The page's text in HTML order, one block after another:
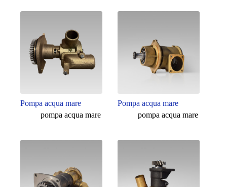
Pompa acqua mare
pompa acqua mare
Pompa acqua mare
pompa acqua mare